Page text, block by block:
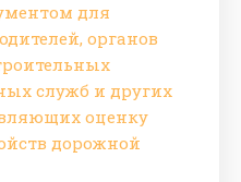
для
органов
служб и других
оценку
дорожной